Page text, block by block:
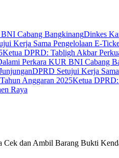
Cabang BangkinangDinkes
Kerja Sama Pengelolaan E-
Ketua DPRD: Tabligh Akbar
Perkara KUR BNI Cabang
DPRD Setujui Kerja
Anggaran 2025Ketua DPRD:
Raya
Cek dan Ambil Barang Bukti